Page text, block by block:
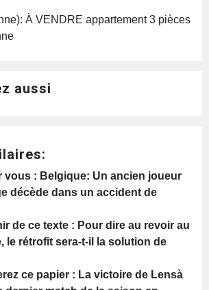
À VENDRE appartement 3 pièces
aussi
vous : Belgique: Un ancien joueur
décède dans un accident de
de ce texte : Pour dire au revoir au
le rétrofit sera-t-il la solution de
ce papier : La victoire de Lensà